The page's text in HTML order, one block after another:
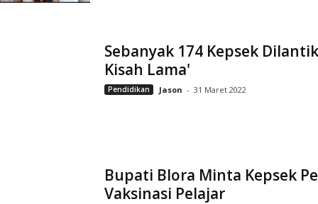
Sebanyak 174 Kepsek
Kisah Lama'
Pendidikan Jason - 31 Maret 2022
Bupati Blora Minta Kepsek
Vaksinasi Pelajar